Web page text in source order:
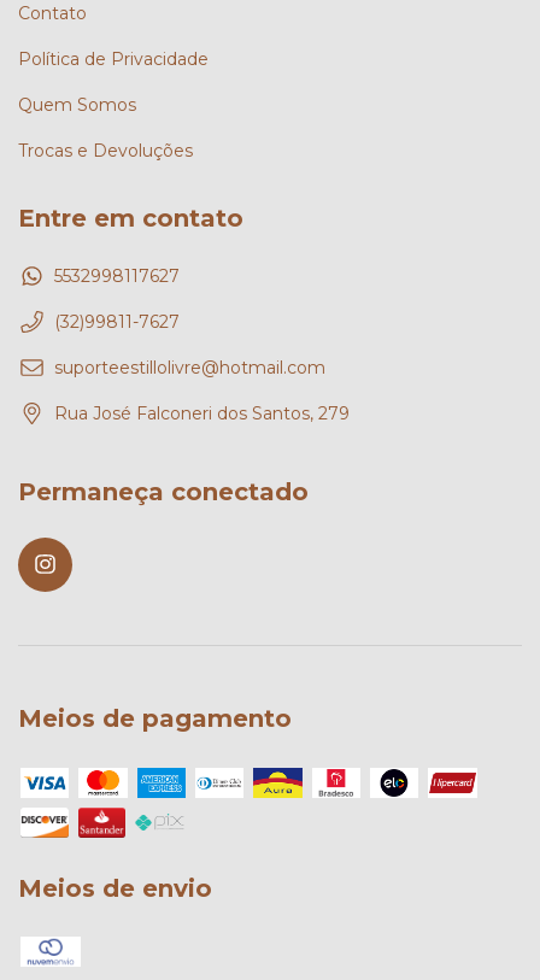
Contato
Política de Privacidade
Quem Somos
Trocas e Devoluções
Entre em contato
5532998117627
(32)99811-7627
suporteestillolivre@hotmail.com
Rua José Falconeri dos Santos, 279
Permaneça conectado
Meios de pagamento
Meios de envio